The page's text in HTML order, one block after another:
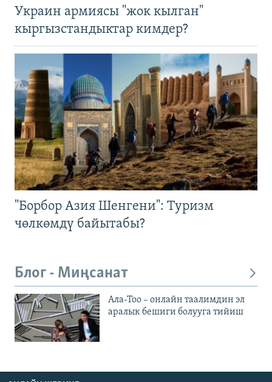
Украин армиясы "жок кылган"
кыргызстандыктар кимдер?
"Борбор Азия Шенгени": Туризм
чөлкөмдү байытабы?
Блог - Миңсанат
Ала-Тоо – онлайн таалимдин эл
аралык бешиги болууга тийиш